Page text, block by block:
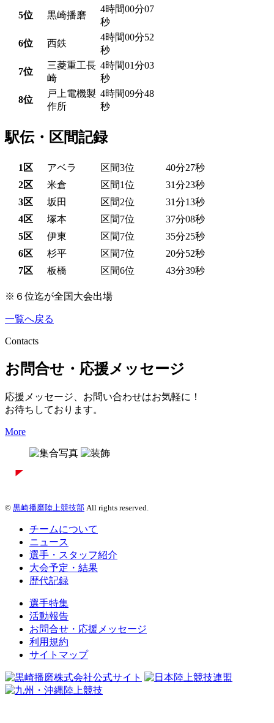
5位 黒崎播磨
4時間00分07
秒
6位 西鉄
4時間00分52
秒
7位
三菱重工長
崎
4時間01分03
秒
8位
戸上電機製
作所
4時間09分48
秒
駅伝・区間記録
1区 アベラ 区間3位
40分27秒
2区
米倉 区間1位
31分23秒
3区
坂田 区間2位
31分13秒
4区
塚本 区間7位
37分08秒
5区
伊東 区間7位
35分25秒
6区
杉平 区間7位
20分52秒
7区
板橋 区間6位 43分39秒
※６位迄が全国大会出場
一覧へ戻る
Contacts
お問合せ・応援メッセージ
応援メッセージ、お問い合わせはお気軽に！
お待ちしております。
More
© 黒崎播磨陸上競技部 All rights reserved.
チームについて
ニュース
選手・スタッフ紹介
大会予定・結果
歴代記録
選手特集
活動報告
お問合せ・応援メッセージ
利用規約
サイトマップ